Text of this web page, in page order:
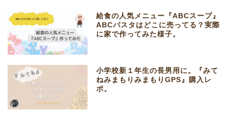
給食の人気メニュー『ABCスープ』
ABCパスタはどこに売ってる？実際
に家で作ってみた様子。
小学校新１年生の長男用に。『みて
ねみまもりみまもりGPS』購入レ
ポ。